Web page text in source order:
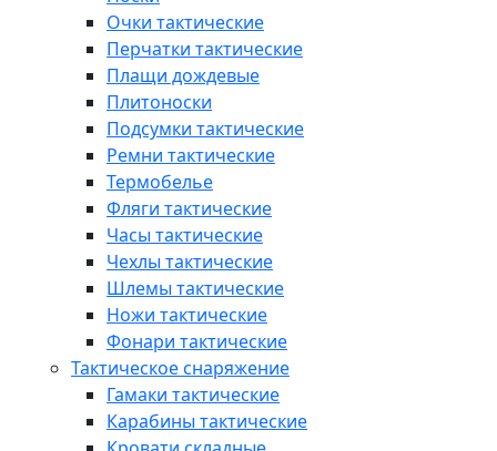
Очки тактические
Перчатки тактические
Плащи дождевые
Плитоноски
Подсумки тактические
Ремни тактические
Термобелье
Фляги тактические
Часы тактические
Чехлы тактические
Шлемы тактические
Ножи тактические
Фонари тактические
Тактическое снаряжение
Гамаки тактические
Карабины тактические